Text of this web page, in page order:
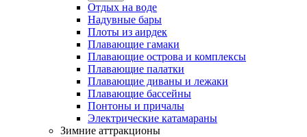
Отдых на воде
Надувные бары
Плоты из аирдек
Плавающие гамаки
Плавающие острова и комплексы
Плавающие палатки
Плавающие диваны и лежаки
Плавающие бассейны
Понтоны и причалы
Электрические катамараны
Зимние аттракционы